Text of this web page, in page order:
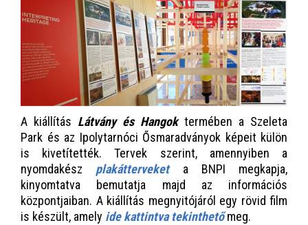
A kiállítás Látvány és Hangok termében a Szeleta
Park és az Ipolytarnóci Ősmaradványok képeit külön
is kivetítették. Tervek szerint, amennyiben a
nyomdakész plakátterveketa BNPI megkapja,
kinyomtatva bemutatja majd az információs
központjaiban. A kiállítás megnyitójáról egy rövid film
is készült, amely ide kattintva tekinthetőmeg.